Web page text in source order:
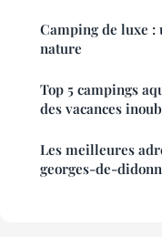
Camping de luxe :
nature
Top 5 campings
des vacances
Les meilleures
georges-de-